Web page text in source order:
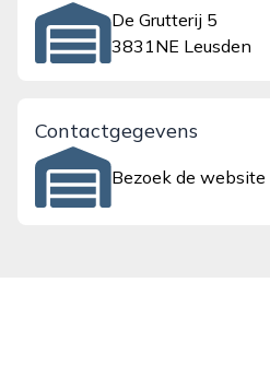
De Grutterij 5
3831NE Leusden
Contactgegevens
Bezoek de website